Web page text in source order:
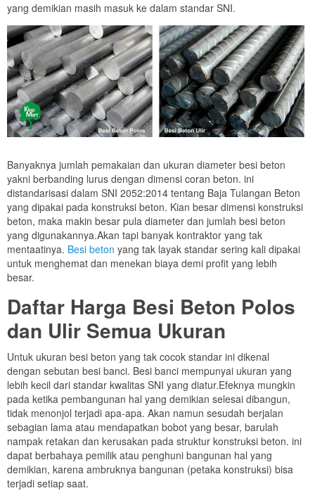
yang demikian masih masuk ke dalam standar SNI.
Banyaknya jumlah pemakaian dan ukuran diameter besi beton
yakni berbanding lurus dengan dimensi coran beton. ini
distandarisasi dalam SNI 2052:2014 tentang Baja Tulangan Beton
yang dipakai pada konstruksi beton. Kian besar dimensi konstruksi
beton, maka makin besar pula diameter dan jumlah besi beton
yang digunakannya.Akan tapi banyak kontraktor yang tak
mentaatinya. Besi beton yang tak layak standar sering kali dipakai
untuk menghemat dan menekan biaya demi profit yang lebih
besar.
Daftar Harga Besi Beton Polos
dan Ulir Semua Ukuran
Untuk ukuran besi beton yang tak cocok standar ini dikenal
dengan sebutan besi banci. Besi banci mempunyai ukuran yang
lebih kecil dari standar kwalitas SNI yang diatur.Efeknya mungkin
pada ketika pembangunan hal yang demikian selesai dibangun,
tidak menonjol terjadi apa-apa. Akan namun sesudah berjalan
sebagian lama atau mendapatkan bobot yang besar, barulah
nampak retakan dan kerusakan pada struktur konstruksi beton. ini
dapat berbahaya pemilik atau penghuni bangunan hal yang
demikian, karena ambruknya bangunan (petaka konstruksi) bisa
terjadi setiap saat.